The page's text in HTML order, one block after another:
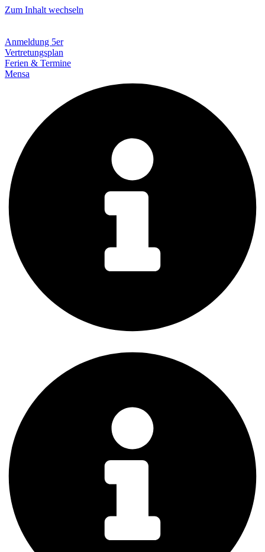
Zum Inhalt wechseln
Anmeldung 5er
Vertretungsplan
Ferien & Termine
Mensa